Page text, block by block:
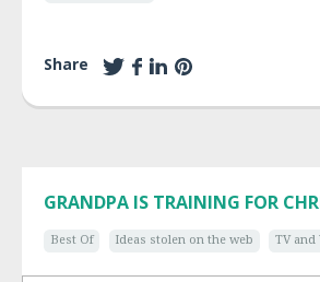
Share
GRANDPA IS TRAINING FOR
Best Of Ideas stolen on the web TV and